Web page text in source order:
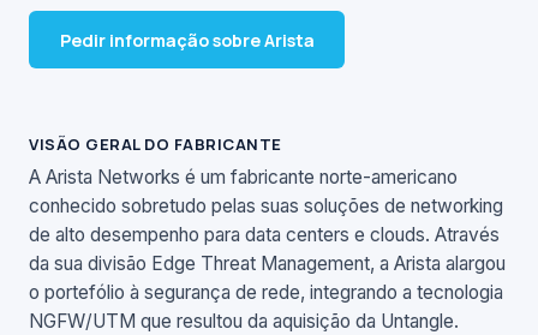
Pedir informação sobre Arista
VISÃO GERAL DO FABRICANTE
A Arista Networks é um fabricante norte-americano
conhecido sobretudo pelas suas soluções de networking
de alto desempenho para data centers e clouds. Através
da sua divisão Edge Threat Management, a Arista alargou
o portefólio à segurança de rede, integrando a tecnologia
NGFW/UTM que resultou da aquisição da Untangle.